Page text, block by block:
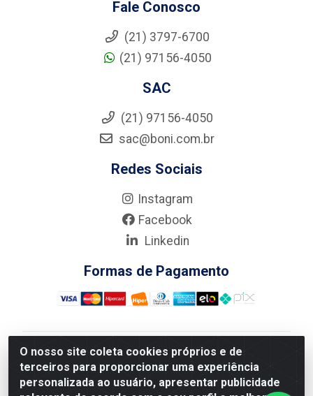
O nosso site coleta cookies próprios e de
terceiros para proporcionar uma experiência
personalizada ao usuário, apresentar publicidade
Fale Conosco
(21) 3797-6700
(21) 97156-4050
SAC
(21) 97156-4050
sac@boni.com.br
Redes Sociais
Instagram
Facebook
Linkedin
Formas de Pagamento
Nova Boni Distribuidora de Material de Construção LTDA
- Rua Alice Tibiriçá, 330 - Vila Da Penha, Rio de
Janeiro/RJ - CEP: 21.210-110 - CNPJ: 11.003.135/0001-